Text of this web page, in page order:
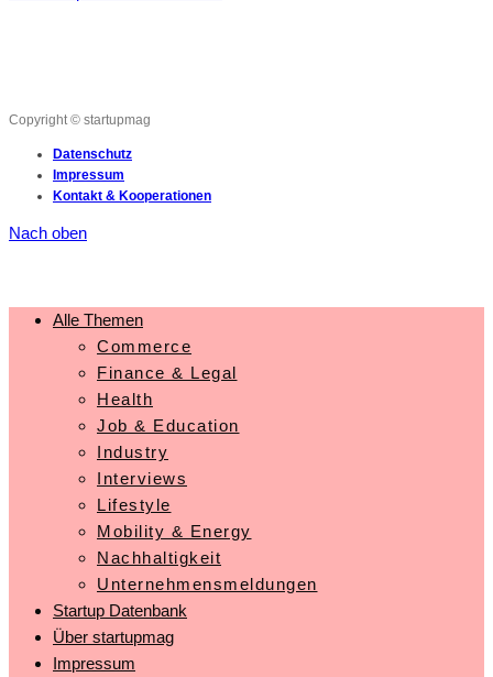
Copyright © startupmag
Datenschutz
Impressum
Kontakt & Kooperationen
Nach oben
Alle Themen
Commerce
Finance & Legal
Health
Job & Education
Industry
Interviews
Lifestyle
Mobility & Energy
Nachhaltigkeit
Unternehmensmeldungen
Startup Datenbank
Über startupmag
Impressum